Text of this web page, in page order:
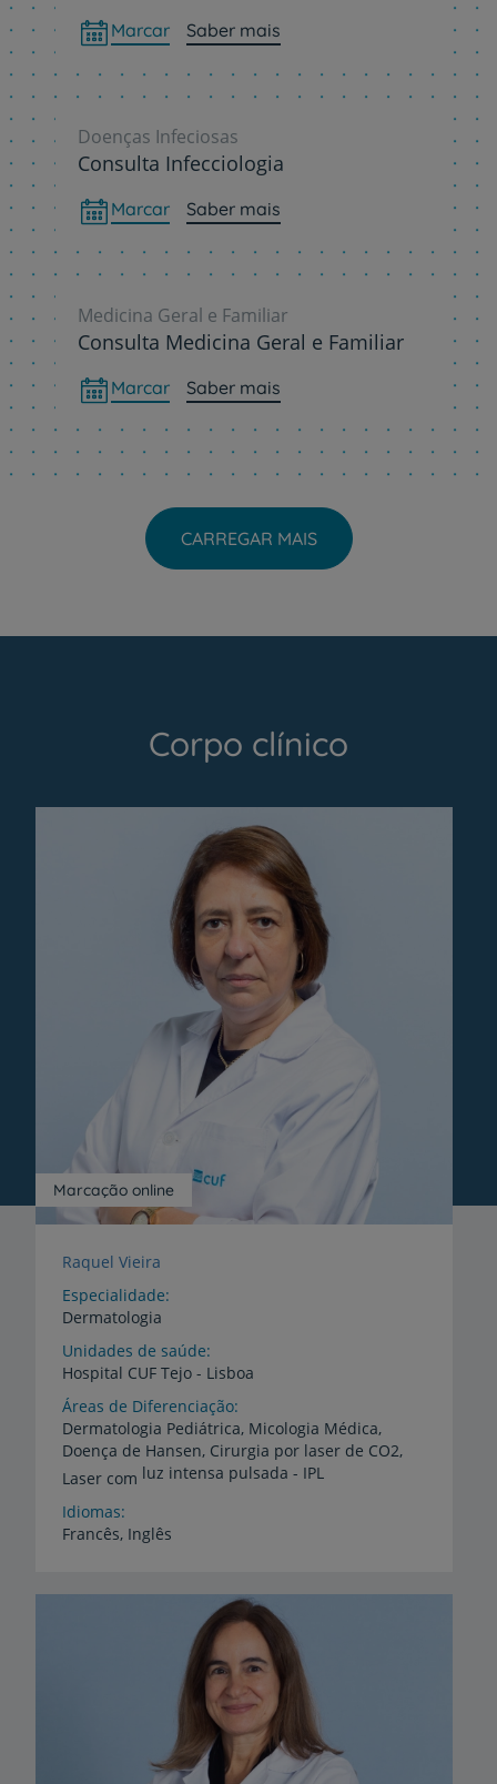
Marcar Saber mais
Doenças Infeciosas
Consulta Infecciologia
Marcar Saber mais
Medicina Geral e Familiar
Consulta Medicina Geral e Familiar
Marcar Saber mais
CARREGAR MAIS
Corpo clínico
Marcação online
Raquel Vieira
Especialidade
Dermatologia
Unidades de saúde
Hospital CUF Tejo - Lisboa
Áreas de Diferenciação
Dermatologia Pediátrica, Micologia Médica,
Doença de Hansen, Cirurgia por laser de CO2,
Laser com luz intensa pulsada - IPL
Idiomas
Francês, Inglês